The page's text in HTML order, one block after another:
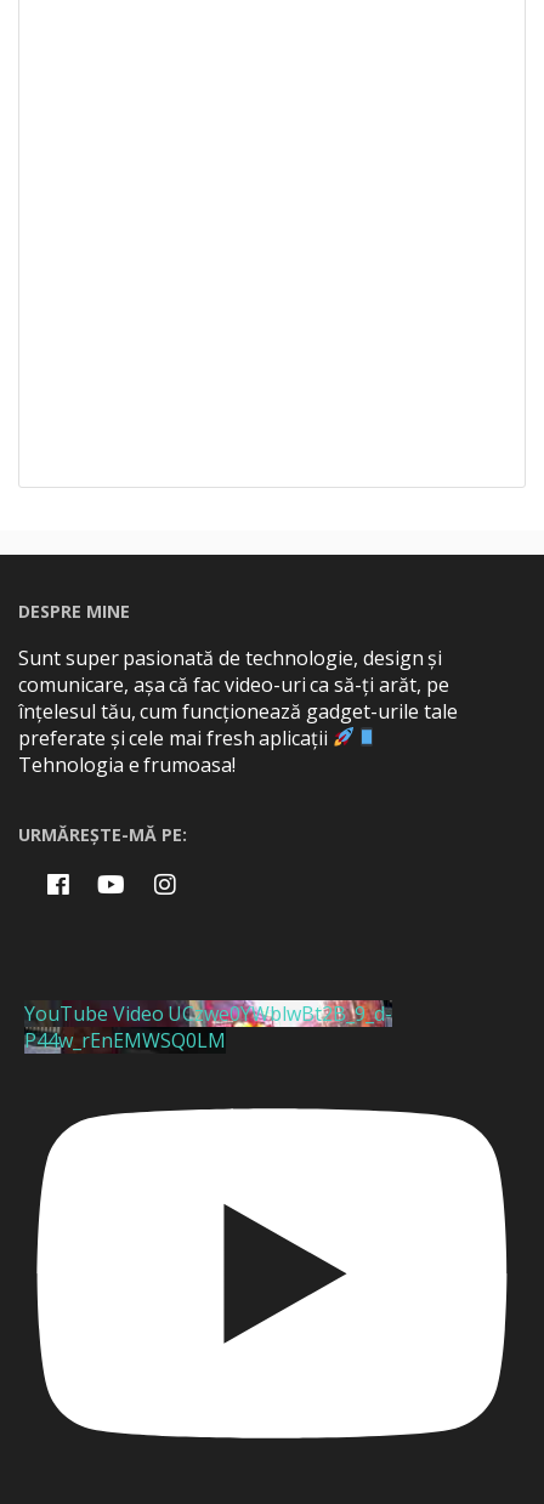
DESPRE MINE
Sunt super pasionată de technologie, design și
comunicare, așa că fac video-uri ca să-ți arăt, pe
înțelesul tău, cum funcționează gadget-urile tale
preferate și cele mai fresh aplicații
Tehnologia e frumoasa!
URMĂREȘTE-MĂ PE:
YouTube Video UCzwe0YWblwBt2B_9_d-
P44w_rEnEMWSQ0LM